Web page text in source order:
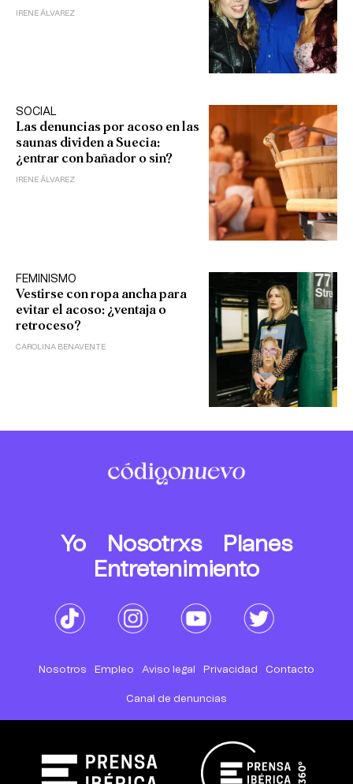
IRENE ÁLVAREZ
SOCIAL
Las denuncias por acoso en las
saunas dividen a Suecia:
¿entrar con bañador o sin?
IRENE ÁLVAREZ
FEMINISMO
Vestirse con ropa ancha para
evitar el acoso: ¿ventaja o
retroceso?
CAROLINA BENAVENTE
Yo Nosotrxs
Planes
Entretenimiento
Nosotros Empleo Aviso legal Privacidad Contacto
Canal de denuncias